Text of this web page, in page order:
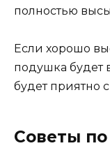
полностью
Если хорошо
подушка будет
будет приятно
Советы по